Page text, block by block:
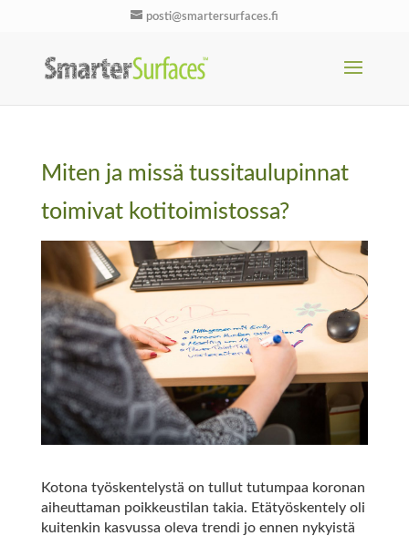
posti@smartersurfaces.fi
Miten ja missä tussitaulupinnat
toimivat kotitoimistossa?
Kotona työskentelystä on tullut tutumpaa koronan
aiheuttaman poikkeustilan takia. Etätyöskentely oli
kuitenkin kasvussa oleva trendi jo ennen nykyistä